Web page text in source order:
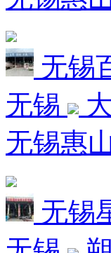
无锡
无锡
无锡惠
无锡